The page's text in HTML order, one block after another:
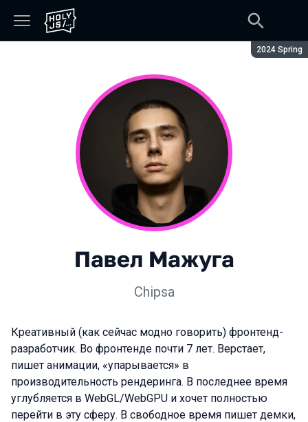
Сезон:
2024 Spring
Павел Мажуга
Chipsa
Креативный (как сейчас модно говорить) фронтенд-
разработчик. Во фронтенде почти 7 лет. Верстает,
пишет анимации, «упарывается» в
производительность рендеринга. В последнее время
углубляется в WebGL/WebGPU и хочет полностью
перейти в эту сферу. В свободное время пишет демки,